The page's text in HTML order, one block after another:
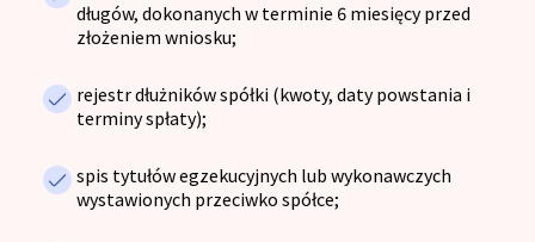
długów, dokonanych w terminie 6 miesięcy przed
złożeniem wniosku;
rejestr dłużników spółki (kwoty, daty powstania i
terminy spłaty);
spis tytułów egzekucyjnych lub wykonawczych
wystawionych przeciwko spółce;